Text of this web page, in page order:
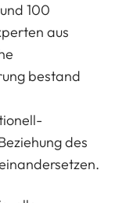
100
aus
bestand
des